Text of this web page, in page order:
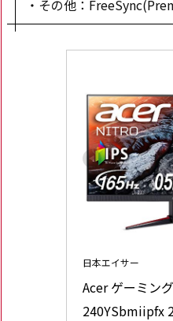
・その他：
日本エイサー
Acer ゲーミン
240YSbmiipfx